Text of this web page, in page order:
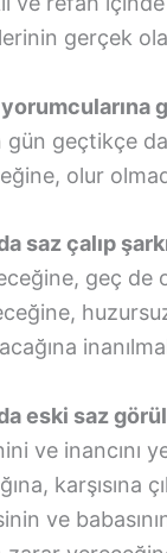
gerçek
gün geçtikçe
olur
saz çalıp
geç de
eski saz
ve inancını
karşısına
ve